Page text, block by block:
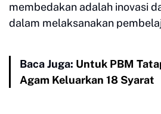
membedakan adalah inovasi
dalam melaksanakan
Baca Juga: Untuk PBM
Agam Keluarkan 18 Syarat